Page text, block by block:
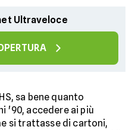
Ultraveloce
sa bene quanto
'90, accedere ai più
si trattasse di cartoni,